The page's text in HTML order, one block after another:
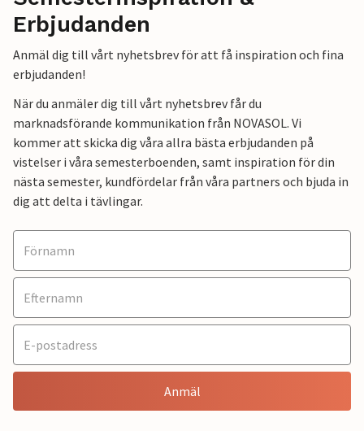
Erbjudanden
Anmäl dig till vårt nyhetsbrev för att få inspiration och fina
erbjudanden!
När du anmäler dig till vårt nyhetsbrev får du
marknadsförande kommunikation från NOVASOL. Vi
kommer att skicka dig våra allra bästa erbjudanden på
vistelser i våra semesterboenden, samt inspiration för din
nästa semester, kundfördelar från våra partners och bjuda in
dig att delta i tävlingar.
Anmäl